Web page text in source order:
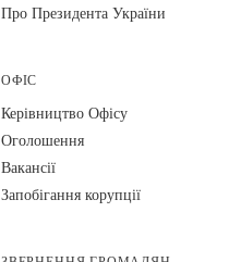
Про Президента України
ОФІС
Керівництво Офісу
Оголошення
Вакансії
Запобігання корупції